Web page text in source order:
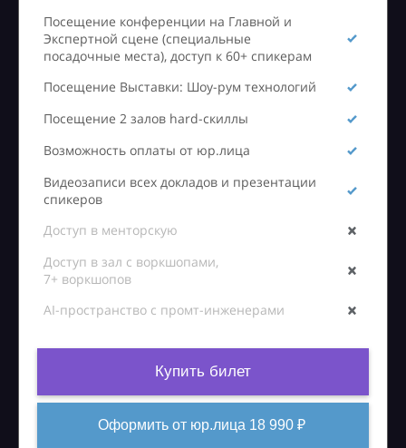
Посещение конференции на Главной и
Экспертной сцене (специальные
посадочные места), доступ к 60+ спикерам
Посещение Выставки: Шоу-рум технологий
Посещение 2 залов hard-скиллы
Возможность оплаты от юр.лица
Видеозаписи всех докладов и презентации
спикеров
Доступ в менторскую
Доступ в зал с воркшопами,
7+ воркшопов
AI-пространство с промт-инженерами
Купить билет
Оформить от юр.лица 18 990 ₽